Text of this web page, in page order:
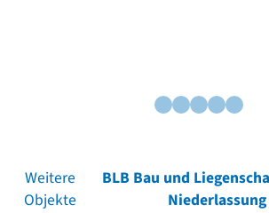
Weitere
Objekte
BLB Bau und